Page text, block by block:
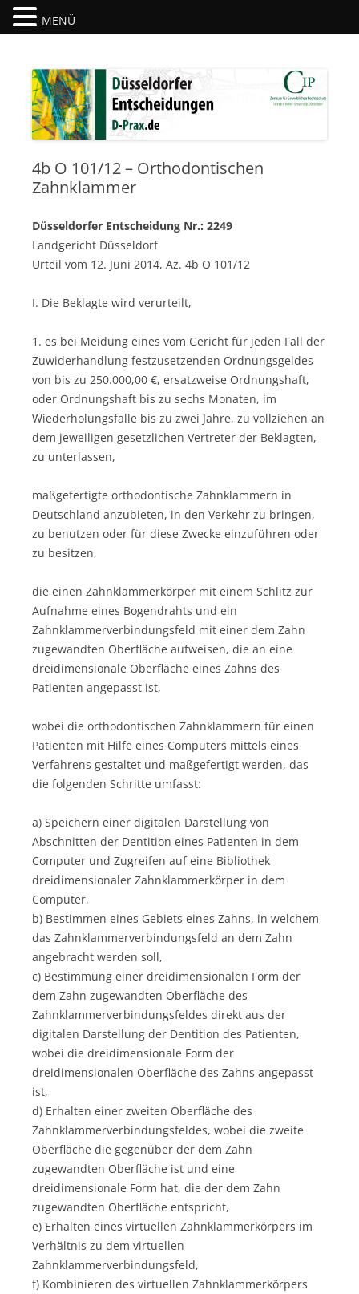
Düsseldorfer Entscheidungen
4b O 101/12 – Orthodontischen
Zahnklammer
Düsseldorfer Entscheidung Nr.: 2249
Landgericht Düsseldorf
Urteil vom 12. Juni 2014, Az. 4b O 101/12
I. Die Beklagte wird verurteilt,
1. es bei Meidung eines vom Gericht für jeden Fall der
Zuwiderhandlung festzusetzenden Ordnungsgeldes
von bis zu 250.000,00 €, ersatzweise Ordnungshaft,
oder Ordnungshaft bis zu sechs Monaten, im
Wiederholungsfalle bis zu zwei Jahre, zu vollziehen an
dem jeweiligen gesetzlichen Vertreter der Beklagten,
zu unterlassen,
maßgefertigte orthodontische Zahnklammern in
Deutschland anzubieten, in den Verkehr zu bringen,
zu benutzen oder für diese Zwecke einzuführen oder
zu besitzen,
die einen Zahnklammerkörper mit einem Schlitz zur
Aufnahme eines Bogendrahts und ein
Zahnklammerverbindungsfeld mit einer dem Zahn
zugewandten Oberfläche aufweisen, die an eine
dreidimensionale Oberfläche eines Zahns des
Patienten angepasst ist,
wobei die orthodontischen Zahnklammern für einen
Patienten mit Hilfe eines Computers mittels eines
Verfahrens gestaltet und maßgefertigt werden, das
die folgenden Schritte umfasst:
a) Speichern einer digitalen Darstellung von
Abschnitten der Dentition eines Patienten in dem
Computer und Zugreifen auf eine Bibliothek
dreidimensionaler Zahnklammerkörper in dem
Computer,
b) Bestimmen eines Gebiets eines Zahns, in welchem
das Zahnklammerverbindungsfeld an dem Zahn
angebracht werden soll,
c) Bestimmung einer dreidimensionalen Form der
dem Zahn zugewandten Oberfläche des
Zahnklammerverbindungsfeldes direkt aus der
digitalen Darstellung der Dentition des Patienten,
wobei die dreidimensionale Form der
dreidimensionalen Oberfläche des Zahns angepasst
ist,
d) Erhalten einer zweiten Oberfläche des
Zahnklammerverbindungsfeldes, wobei die zweite
Oberfläche die gegenüber der dem Zahn
zugewandten Oberfläche ist und eine
dreidimensionale Form hat, die der dem Zahn
zugewandten Oberfläche entspricht,
e) Erhalten eines virtuellen Zahnklammerkörpers im
Verhältnis zu dem virtuellen
Zahnklammerverbindungsfeld,
f) Kombinieren des virtuellen Zahnklammerkörpers
MENÜ